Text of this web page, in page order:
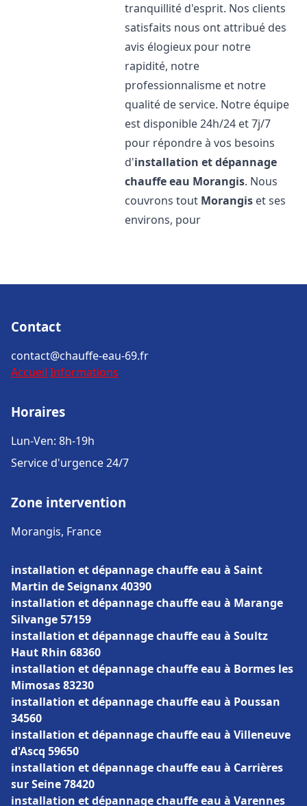
tranquillité d'esprit. Nos clients
satisfaits nous ont attribué des
avis élogieux pour notre
rapidité, notre
professionnalisme et notre
qualité de service. Notre équipe
est disponible 24h/24 et 7j/7
pour répondre à vos besoins
d'installation et dépannage
chauffe eau Morangis. Nous
couvrons tout Morangis et ses
environs, pour
Contact
contact@chauffe-eau-69.fr
Accueil Informations
Horaires
Lun-Ven: 8h-19h
Service d'urgence 24/7
Zone intervention
Morangis, France
installation et dépannage chauffe eau à Saint
Martin de Seignanx 40390
installation et dépannage chauffe eau à Marange
Silvange 57159
installation et dépannage chauffe eau à Soultz
Haut Rhin 68360
installation et dépannage chauffe eau à Bormes les
Mimosas 83230
installation et dépannage chauffe eau à Poussan
34560
installation et dépannage chauffe eau à Villeneuve
d'Ascq 59650
installation et dépannage chauffe eau à Carrières
sur Seine 78420
installation et dépannage chauffe eau à Varennes